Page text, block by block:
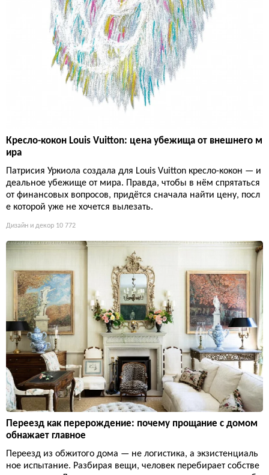
Кресло-кокон Louis Vuitton: цена убежища от внешнего м
ира
Патрисия Уркиола создала для Louis Vuitton кресло-кокон — и
деальное убежище от мира. Правда, чтобы в нём спрятаться
от финансовых вопросов, придётся сначала найти цену, посл
е которой уже не хочется вылезать.
Дизайн и декор 10 772
Переезд как перерождение: почему прощание с домом
обнажает главное
Переезд из обжитого дома — не логистика, а экзистенциаль
ное испытание. Разбирая вещи, человек перебирает собстве